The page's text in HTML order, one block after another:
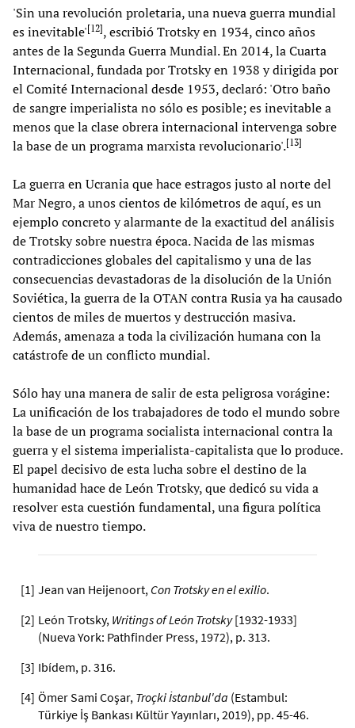
'Sin una revolución proletaria, una nueva guerra mundial
es inevitable'[12], escribió Trotsky en 1934, cinco años
antes de la Segunda Guerra Mundial. En 2014, la Cuarta
Internacional, fundada por Trotsky en 1938 y dirigida por
el Comité Internacional desde 1953, declaró: 'Otro baño
de sangre imperialista no sólo es posible; es inevitable a
menos que la clase obrera internacional intervenga sobre
la base de un programa marxista revolucionario'.[13]
La guerra en Ucrania que hace estragos justo al norte del
Mar Negro, a unos cientos de kilómetros de aquí, es un
ejemplo concreto y alarmante de la exactitud del análisis
de Trotsky sobre nuestra época. Nacida de las mismas
contradicciones globales del capitalismo y una de las
consecuencias devastadoras de la disolución de la Unión
Soviética, la guerra de la OTAN contra Rusia ya ha causado
cientos de miles de muertos y destrucción masiva.
Además, amenaza a toda la civilización humana con la
catástrofe de un conflicto mundial.
Sólo hay una manera de salir de esta peligrosa vorágine:
La unificación de los trabajadores de todo el mundo sobre
la base de un programa socialista internacional contra la
guerra y el sistema imperialista-capitalista que lo produce.
El papel decisivo de esta lucha sobre el destino de la
humanidad hace de León Trotsky, que dedicó su vida a
resolver esta cuestión fundamental, una figura política
viva de nuestro tiempo.
[1] Jean van Heijenoort, Con Trotsky en el exilio.
[2] León Trotsky, Writings ofLeón Trotsky[1932-1933]
(Nueva York: Pathfinder Press, 1972), p. 313.
[3] Ibídem, p. 316.
[4] Ömer Sami Coşar, Troçki İstanbul'da (Estambul:
Türkiye İş Bankası Kültür Yayınları, 2019), pp. 45-46.